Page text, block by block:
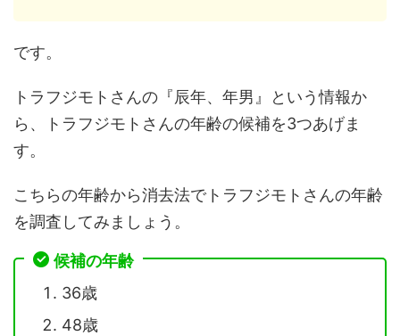
です。
トラフジモトさんの『辰年、年男』という情報か
ら、トラフジモトさんの年齢の候補を3つあげま
す。
こちらの年齢から消去法でトラフジモトさんの年齢
を調査してみましょう。
候補の年齢
36歳
48歳